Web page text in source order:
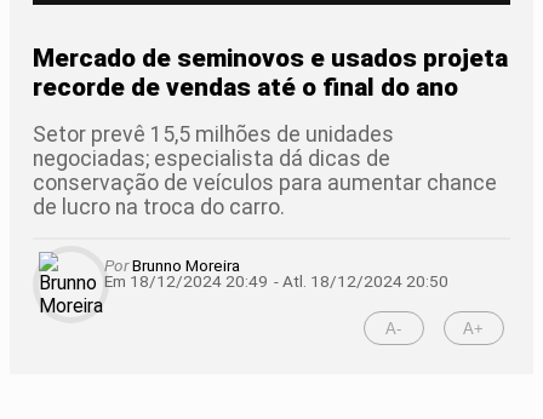
Mercado de seminovos e usados projeta
recorde de vendas até o final do ano
Setor prevê 15,5 milhões de unidades
negociadas; especialista dá dicas de
conservação de veículos para aumentar chance
de lucro na troca do carro.
PorBrunno Moreira
Em 18/12/2024 20:49 - Atl. 18/12/2024 20:50
A- A+